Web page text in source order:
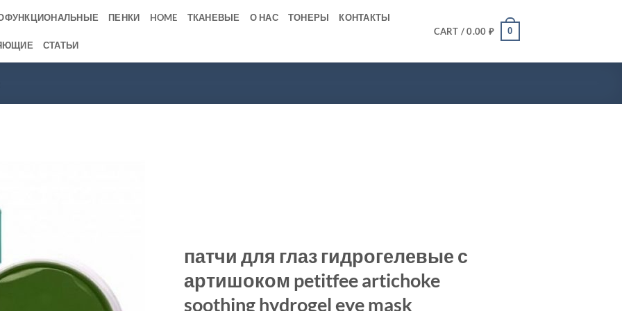
ПЕНКИ HOME ТКАНЕВЫЕ О НАС ТОНЕРЫ КОНТАКТЫ
СТАТЬИ
CART /0.00 ₽ 0
патчи для глаз гидрогелевые с
артишоком petitfee artichoke
soothing hydrogel eye mask